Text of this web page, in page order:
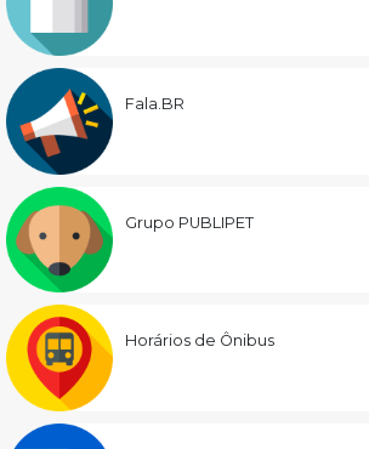
Fala.BR
Grupo PUBLIPET
Horários de Ônibus